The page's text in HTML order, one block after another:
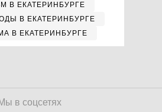
В ЕКАТЕРИНБУРГЕ
В ЕКАТЕРИНБУРГЕ
В ЕКАТЕРИНБУРГЕ
в соцсетях